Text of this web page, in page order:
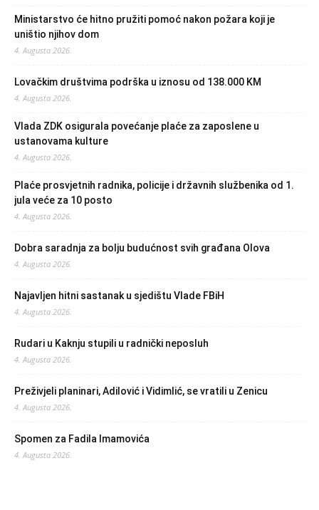
Ministarstvo će hitno pružiti pomoć nakon požara koji je
uništio njihov dom
4. Augusta 2026.
Lovačkim društvima podrška u iznosu od 138.000 KM
4. Augusta 2026.
Vlada ZDK osigurala povećanje plaće za zaposlene u
ustanovama kulture
4. Augusta 2026.
Plaće prosvjetnih radnika, policije i državnih službenika od 1.
jula veće za 10 posto
4. Augusta 2026.
Dobra saradnja za bolju budućnost svih građana Olova
4. Augusta 2026.
Najavljen hitni sastanak u sjedištu Vlade FBiH
4. Augusta 2026.
Rudari u Kaknju stupili u radnički neposluh
4. Augusta 2026.
Preživjeli planinari, Adilović i Vidimlić, se vratili u Zenicu
4. Augusta 2026.
Spomen za Fadila Imamovića
4. Augusta 2026.